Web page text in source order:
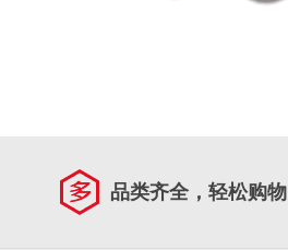
品类齐全，轻松购物